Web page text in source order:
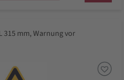
mm, Warnung vor